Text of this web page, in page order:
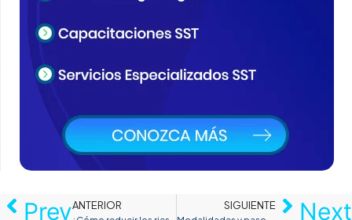
PrevANTERIOR SIGUIENTE Next